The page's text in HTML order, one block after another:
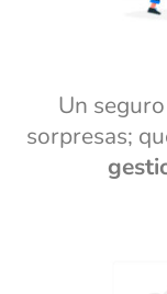
Un seguro
sorpresas;